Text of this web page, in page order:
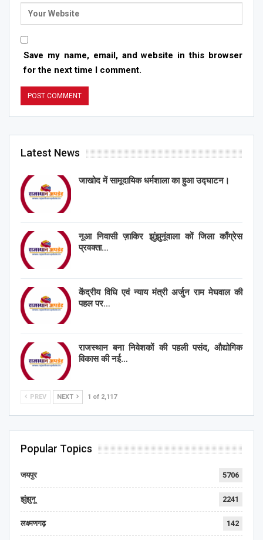
Save my name, email, and website in this browser
for the next time I comment.
Latest News
जाखोद में सामूदायिक धर्मशाला का हुआ उद्घाटन।
नूआ निवासी ज़ाकिर झुंझुनूंवाला कों जिला काँग्रेस
प्रवक्ता…
केंद्रीय विधि एवं न्याय मंत्री अर्जुन राम मेघवाल की
पहल पर…
राजस्थान बना निवेशकों की पहली पसंद, औद्योगिक
विकास की नई…
PREV NEXT 1 of 2,117
Popular Topics
जयपुर 5706
झुंझुनू 2241
लक्ष्मणगढ़ 142